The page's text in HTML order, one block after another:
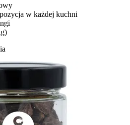
w każdej kuchni